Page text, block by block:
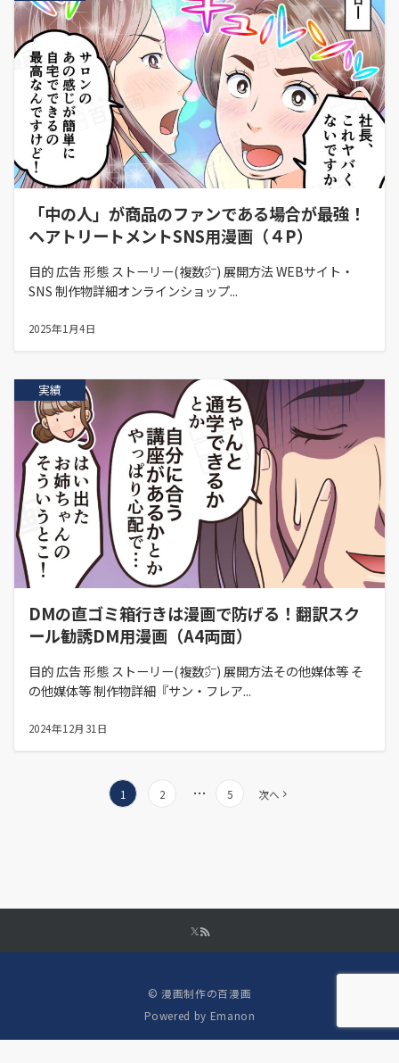
「中の人」が商品のファンである場合が最強！
ヘアトリートメントSNS用漫画（４P）
目的 広告 形態 ストーリー(複数㌻) 展開方法 WEBサイト・
SNS 制作物詳細オンラインショップ...
2025年1月4日
実績
DMの直ゴミ箱行きは漫画で防げる！翻訳スク
ール勧誘DM用漫画（A4両面）
目的 広告 形態 ストーリー(複数㌻) 展開方法その他媒体等 そ
の他媒体等 制作物詳細『サン・フレア...
2024年12月31日
1 2 … 5 次へ
© 漫画制作の百漫画
Powered by Emanon